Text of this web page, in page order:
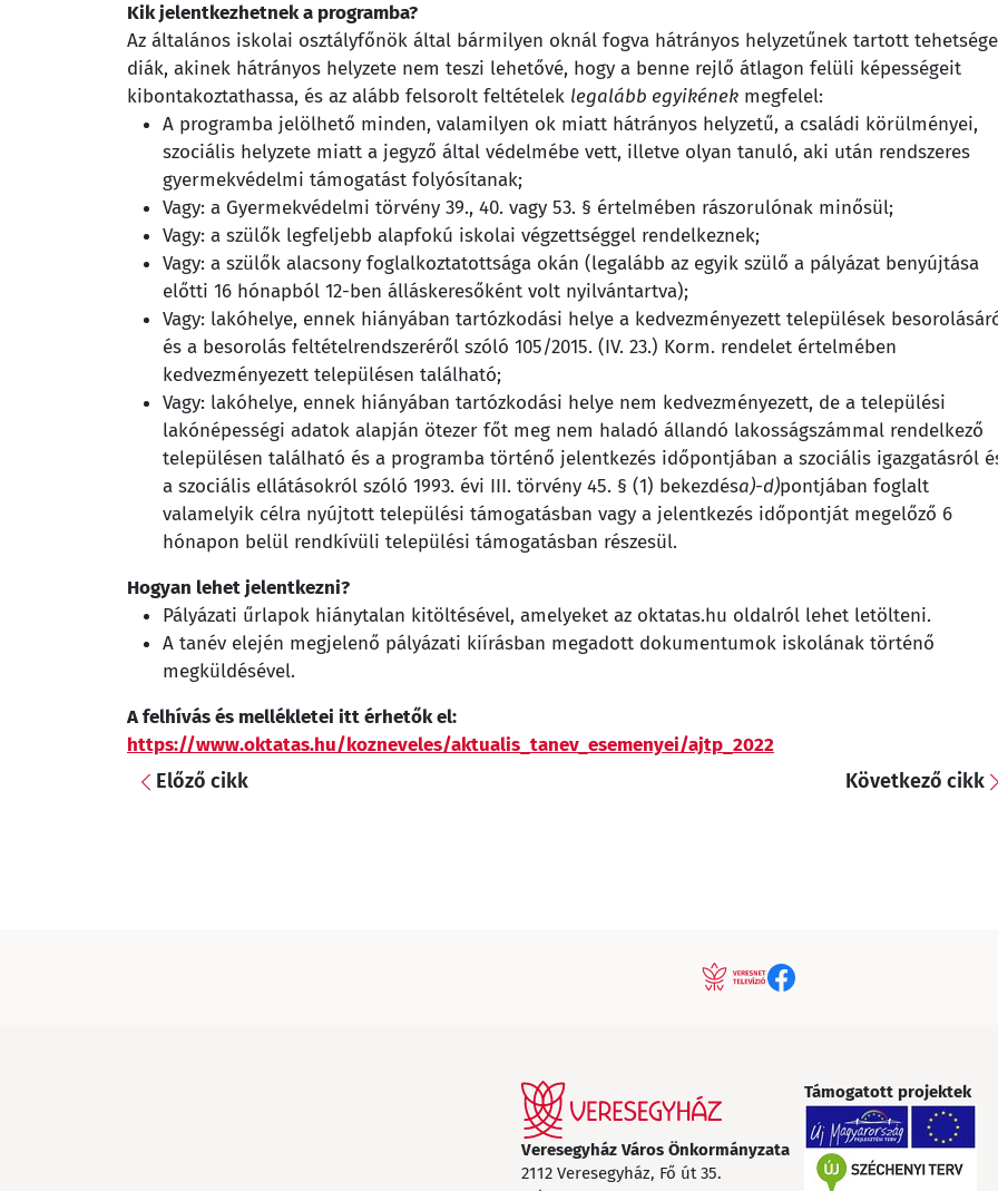
Kik jelentkezhetnek a programba?
Az általános iskolai osztályfőnök által bármilyen oknál fogva hátrányos helyzetűnek tartott
diák, akinek hátrányos helyzete nem teszi lehetővé, hogy a benne rejlő átlagon felüli képességeit
kibontakoztathassa, és az alább felsorolt feltételek legalább egyikének megfelel:
A programba jelölhető minden, valamilyen ok miatt hátrányos helyzetű, a családi körülményei,
szociális helyzete miatt a jegyző által védelmébe vett, illetve olyan tanuló, aki után rendszeres
gyermekvédelmi támogatást folyósítanak;
Vagy: a Gyermekvédelmi törvény 39., 40. vagy 53. § értelmében rászorulónak minősül;
Vagy: a szülők legfeljebb alapfokú iskolai végzettséggel rendelkeznek;
Vagy: a szülők alacsony foglalkoztatottsága okán (legalább az egyik szülő a pályázat benyújtása
előtti 16 hónapból 12-ben álláskeresőként volt nyilvántartva);
Vagy: lakóhelye, ennek hiányában tartózkodási helye a kedvezményezett települések
és a besorolás feltételrendszeréről szóló 105/2015. (IV. 23.) Korm. rendelet értelmében
kedvezményezett településen található;
Vagy: lakóhelye, ennek hiányában tartózkodási helye nem kedvezményezett, de a települési
lakónépességi adatok alapján ötezer főt meg nem haladó állandó lakosságszámmal rendelkező
településen található és a programba történő jelentkezés időpontjában a szociális igazgatásról
a szociális ellátásokról szóló 1993. évi III. törvény 45. § (1) bekezdésa)-d)pontjában foglalt
valamelyik célra nyújtott települési támogatásban vagy a jelentkezés időpontját megelőző 6
hónapon belül rendkívüli települési támogatásban részesül.
Hogyan lehet jelentkezni?
Pályázati űrlapok hiánytalan kitöltésével, amelyeket az oktatas.hu oldalról lehet letölteni.
A tanév elején megjelenő pályázati kiírásban megadott dokumentumok iskolának történő
megküldésével.
A felhívás és mellékletei itt érhetők el:
https://www.oktatas.hu/kozneveles/aktualis_tanev_esemenyei/ajtp_2022
Előző cikk Következő cikk
Veresegyház Város Önkormányzata
2112 Veresegyház, Fő út 35.
Támogatott projektek